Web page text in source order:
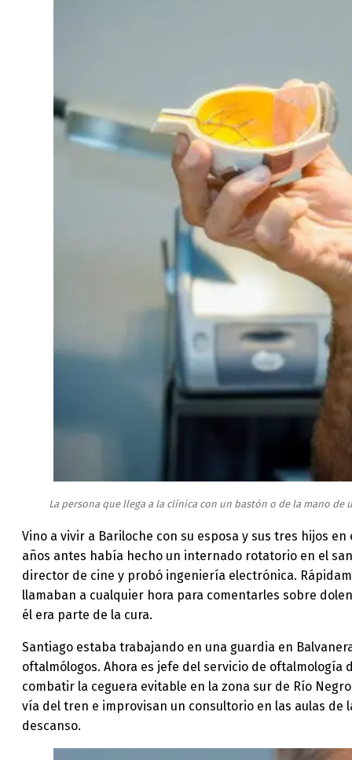
La persona que llega a la clínica con un bastón o de la mano
Vino a vivir a Bariloche con su esposa y sus tres hijos
años antes había hecho un internado rotatorio en el
director de cine y probó ingeniería electrónica.
llamaban a cualquier hora para comentarles sobre
él era parte de la cura.
Santiago estaba trabajando en una guardia en
oftalmólogos. Ahora es jefe del servicio de oftalmología
combatir la ceguera evitable en la zona sur de Río
vía del tren e improvisan un consultorio en las aulas de
descanso.